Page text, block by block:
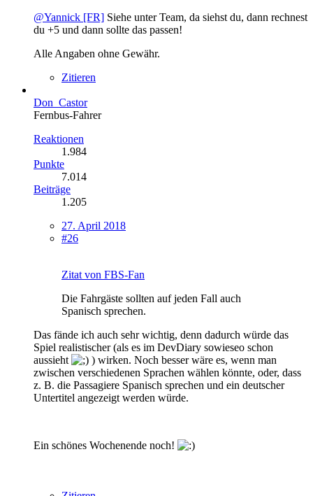
@Yannick [FR] Siehe unter Team, da siehst du, dann rechnest
du +5 und dann sollte das passen!
Alle Angaben ohne Gewähr.
Zitieren
Don_Castor
Fernbus-Fahrer
Reaktionen
1.984
Punkte
7.014
Beiträge
1.205
27. April 2018
#26
Zitat von FBS-Fan
Die Fahrgäste sollten auf jeden Fall auch
Spanisch sprechen.
Das fände ich auch sehr wichtig, denn dadurch würde das
Spiel realistischer (als es im DevDiary sowieseo schon
aussieht
) wirken. Noch besser wäre es, wenn man
zwischen verschiedenen Sprachen wählen könnte, oder, dass
z. B. die Passagiere Spanisch sprechen und ein deutscher
Untertitel angezeigt werden würde.
Ein schönes Wochenende noch!